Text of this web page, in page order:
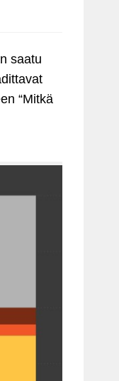
saatu
“Mitkä